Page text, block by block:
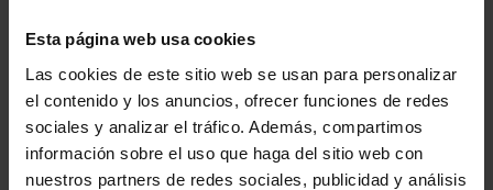
Esta página web usa cookies
Las cookies de este sitio web se usan para personalizar
el contenido y los anuncios, ofrecer funciones de redes
sociales y analizar el tráfico. Además, compartimos
información sobre el uso que haga del sitio web con
nuestros partners de redes sociales, publicidad y análisis